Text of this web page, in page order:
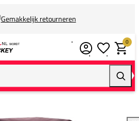
Gemakkelijk retourneren
0